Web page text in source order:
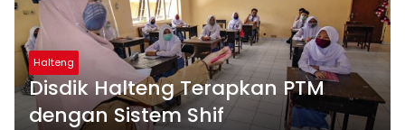
Halteng
Disdik Halteng Terapkan PTM
dengan Sistem Shif